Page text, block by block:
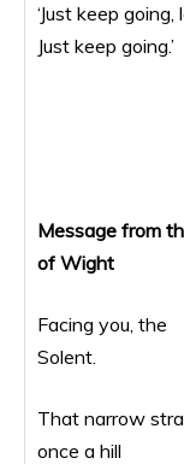
‘Just keep going,
Just keep going.’
Message from
of Wight
Facing you, the
Solent.
That narrow
once a hill